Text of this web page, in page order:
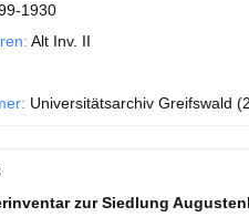
1930
Alt Inv. II
Universitätsarchiv Greifswald
zur Siedlung